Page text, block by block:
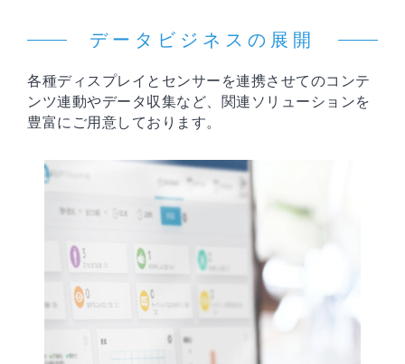
データビジネスの展開
各種ディスプレイとセンサーを連携させてのコンテ
ンツ連動やデータ収集など、関連ソリューションを
豊富にご用意しております。